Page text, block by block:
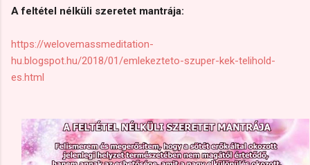
A feltétel nélküli szeretet mantrája:
https://welovemassmeditation-
hu.blogspot.hu/2018/01/emlekezteto-szuper-kek-telihold-
es.html